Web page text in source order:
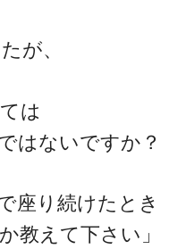
が、
は
はないですか？
座り続けたとき
教えて下さい」